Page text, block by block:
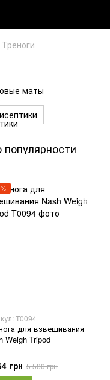
Треноги
маты
популярности
T0094
для взвешивания
Weigh Tripod
грн 5 580 грн